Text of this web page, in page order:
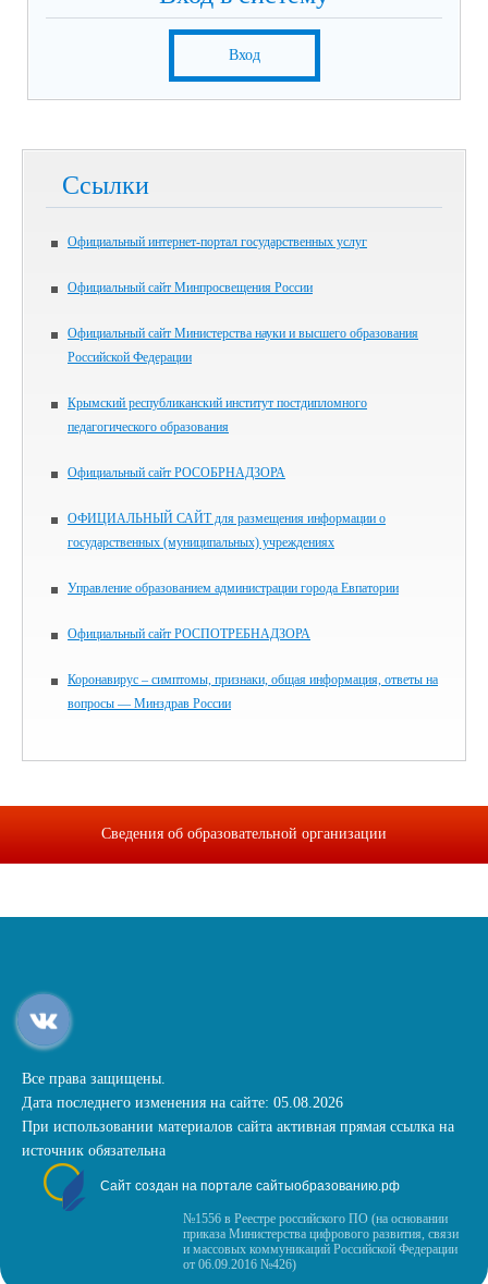
Вход
Ссылки
Официальный интернет-портал государственных услуг
Официальный сайт Минпросвещения России
Официальный сайт Министерства науки и высшего образования
Российской Федерации
Крымский республиканский институт постдипломного
педагогического образования
Официальный сайт РОСОБРНАДЗОРА
ОФИЦИАЛЬНЫЙ САЙТ для размещения информации о
государственных (муниципальных) учреждениях
Управление образованием администрации города Евпатории
Официальный сайт РОСПОТРЕБНАДЗОРА
Коронавирус – симптомы, признаки, общая информация, ответы на
вопросы — Минздрав России
Сведения об образовательной организации
Все права защищены.
Дата последнего изменения на сайте: 05.08.2026
При использовании материалов сайта активная прямая ссылка на
источник обязательна
Сайт создан на портале сайтыобразованию.рф
№1556 в Реестре российского ПО (на основании
приказа Министерства цифрового развития, связи
и массовых коммуникаций Российской Федерации
от 06.09.2016 №426)